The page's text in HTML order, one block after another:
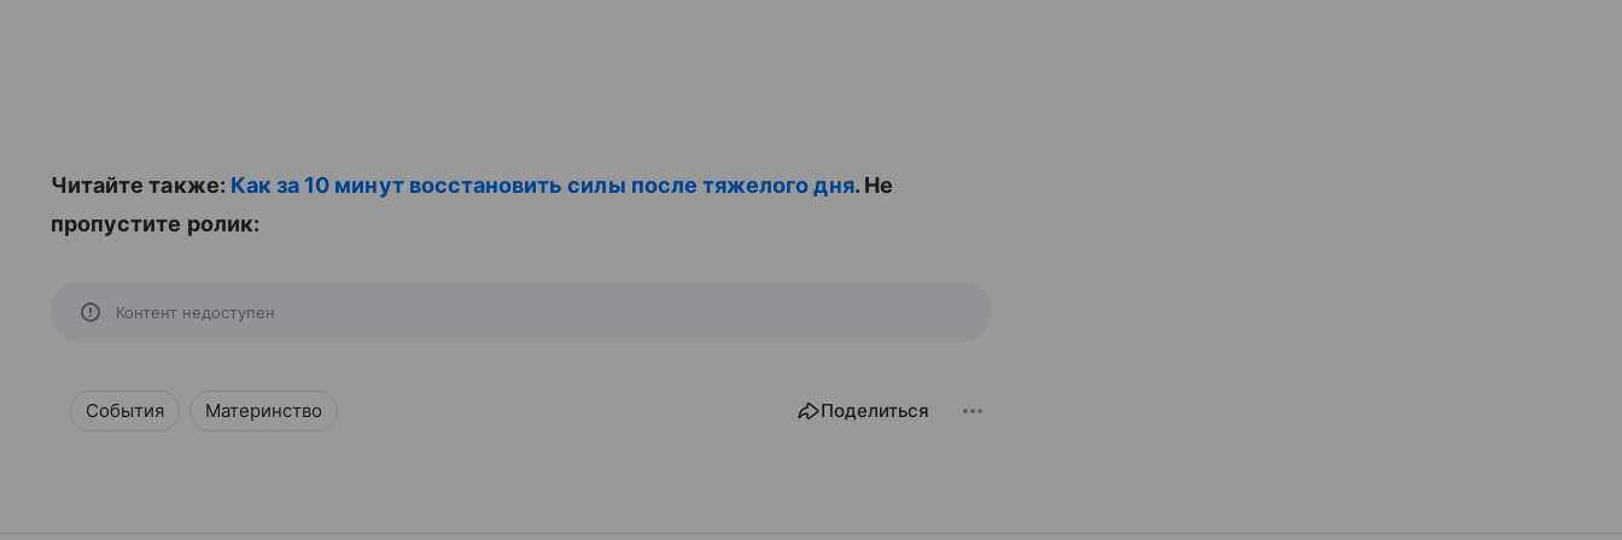
Читайте также: Как за 10 минут восстановить силы после тяжелого дня. Не
пропустите ролик:
Контент недоступен
События Материнство Поделиться